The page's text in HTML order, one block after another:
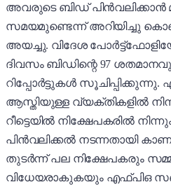
അവരുടെ ബിഡ് പിൻവലിക്കാൻ
സമയമുണ്ടെന്ന് അറിയിച്ചു
അയച്ചു. വിദേശ
ദിവസം ബിഡിന്റെ 97
റിപ്പോർട്ടുകൾ സൂചിപ്പിക്കുന്നു.
ആസ്തിയുള്ള വ്യക്തികളിൽ
റീട്ടെയിൽ നിക്ഷേപകരിൽ
പിൻവലിക്കൽ നടന്നതായി
തുടർന്ന് പല നിക്ഷേപകരും
വിധേയരാകുകയും